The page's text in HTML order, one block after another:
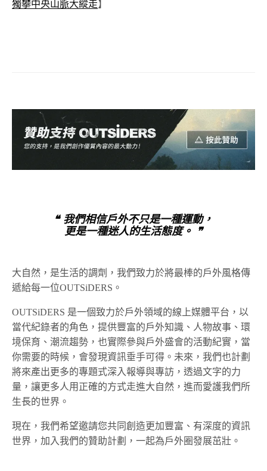
獨攀中央山脈大縱走】
❝ 我們相信戶外不只是一種運動，
更是一種迷人的生活態度。 ❞
大自然，是生活的調劑，我們致力於將最棒的戶外風格傳
遞給每一位OUTSiDERS。
OUTSiDERS 是一個致力於戶外領域的線上媒體平台，以
當代紀錄者的角色，提供豐富的戶外知識、人物故事、環
境保育、潮流趨勢，也實際參與戶外盛會的活動紀實，當
你需要的時候，會發現資訊垂手可得。未來，我們也計劃
將來產出更多的專題式深入報導與專訪，透過文字的力
量，讓更多人用正確的方式走進大自然，進而愛護我們所
生長的世界。
現在，我們希望邀請您共同創造更加豐富、有深度的資訊
世界，加入我們的贊助計劃，一起為戶外圈發展茁壯。